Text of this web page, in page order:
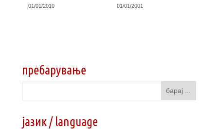
01/01/2010 01/01/2001
пребарување
јазик / language